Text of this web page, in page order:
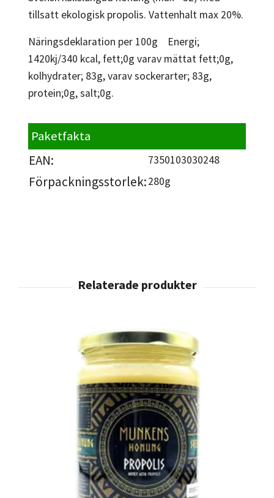
tillsatt ekologisk propolis. Vattenhalt max 20%.
Näringsdeklaration per 100g Energi;
1420kj/340 kcal, fett;0g varav mättat fett;0g,
kolhydrater; 83g, varav sockerarter; 83g,
protein;0g, salt;0g.
Paketfakta
EAN: 7350103030248
Förpackningsstorlek:280g